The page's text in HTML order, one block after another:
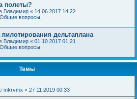
полеты?
Владимир « 14 06 2017 14:22
Общие вопросы
дельтаплана
Владимир « 01 10 2017 01:21
Общие вопросы
Темы
mkrvmx « 27 11 2019 00:33